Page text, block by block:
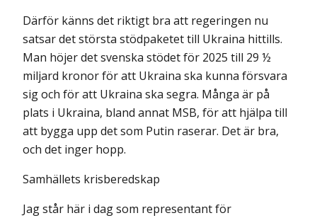
Därför känns det riktigt bra att regeringen nu
satsar det största stödpaketet till Ukraina hittills.
Man höjer det svenska stödet för 2025 till 29 ½
miljard kronor för att Ukraina ska kunna försvara
sig och för att Ukraina ska segra. Många är på
plats i Ukraina, bland annat MSB, för att hjälpa till
att bygga upp det som Putin raserar. Det är bra,
och det inger hopp.
Samhällets krisberedskap
Jag står här i dag som representant för